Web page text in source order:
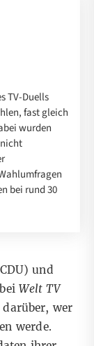
TV-Duells
fast gleich
wurden
bei rund 30
und
Welt TV
wer
werde.